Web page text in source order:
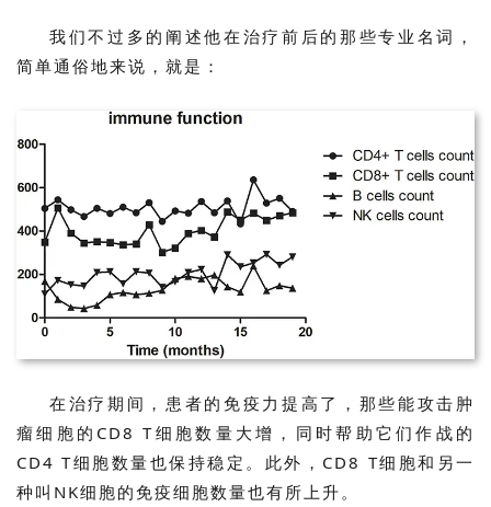
我们不过多的阐述他在治疗前后的那些专业名词，
简单通俗地来说，就是：
在治疗期间，患者的免疫力提高了， 那些能攻击肿
瘤细胞的CD8 T细胞数量大增，同时帮助它们作战的
CD4 T细胞数量也保持稳定。此外，CD8 T细胞和另一
种叫NK细胞的免疫细胞数量也有所上升。